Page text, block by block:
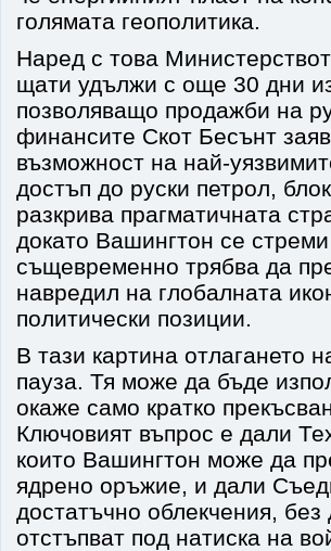
голямата геополитика.
Наред с това
щати удължи с още 30 дни
позволяващо продажби на
финансите Скот Бесънт
възможност на най-
достъп до руски петрол,
разкрива прагматичната
докато Вашингтон се
същевременно трябва да
навредил на глобалната
политически позиции.
В тази картина отлагането
пауза. Тя може да бъде
окаже само кратко
Ключовият въпрос е дали
които Вашингтон може да
ядрено оръжие, и дали
достатъчно облекчения,
отстъпват под натиска на